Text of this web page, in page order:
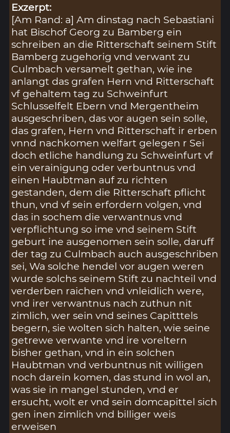
Exzerpt:
[Am Rand: a] Am dinstag nach Sebastiani
hat Bischof Georg zu Bamberg ein
schreiben an die Ritterschaft seinem Stift
Bamberg zugehorig vnd verwant zu
Culmbach versamelt gethan, wie ine
anlangt das grafen Hern vnd Ritterschaft
vf gehaltem tag zu Schweinfurt
Schlusselfelt Ebern vnd Mergentheim
ausgeschriben, das vor augen sein solle,
das grafen, Hern vnd Ritterschaft ir erben
vnnd nachkomen welfart gelegen r Sei
doch etliche handlung zu Schweinfurt vf
ein verainigung oder verbuntnus vnd
einen Haubtman auf zu richten
gestanden, dem die Ritterschaft pflicht
thun, vnd vf sein erfordern volgen, vnd
das in sochem die verwantnus vnd
verpflichtung so ime vnd seinem Stift
geburt ine ausgenomen sein solle, daruff
der tag zu Culmbach auch ausgeschriben
sei, Wa solche hendel vor augen weren
wurde solchs seinem Stift zu nachteil vnd
verderben raichen vnd vnleidlich were,
vnd irer verwantnus nach zuthun nit
zimlich, wer sein vnd seines Capitttels
begern, sie wolten sich halten, wie seine
getrewe verwante vnd ire voreltern
bisher gethan, vnd in ein solchen
Haubtman vnd verbuntnus nit willigen
noch darein komen, das stund in wol an,
was sie in mangel stunden, vnd er
ersucht, wolt er vnd sein domcapittel sich
gen inen zimlich vnd billiger weis
erweisen